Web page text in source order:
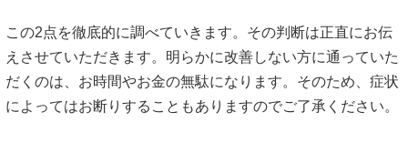
この2点を徹底的に調べていきます。その判断は正直にお伝
えさせていただきます。明らかに改善しない方に通っていた
だくのは、お時間やお金の無駄になります。そのため、症状
によってはお断りすることもありますのでご了承ください。